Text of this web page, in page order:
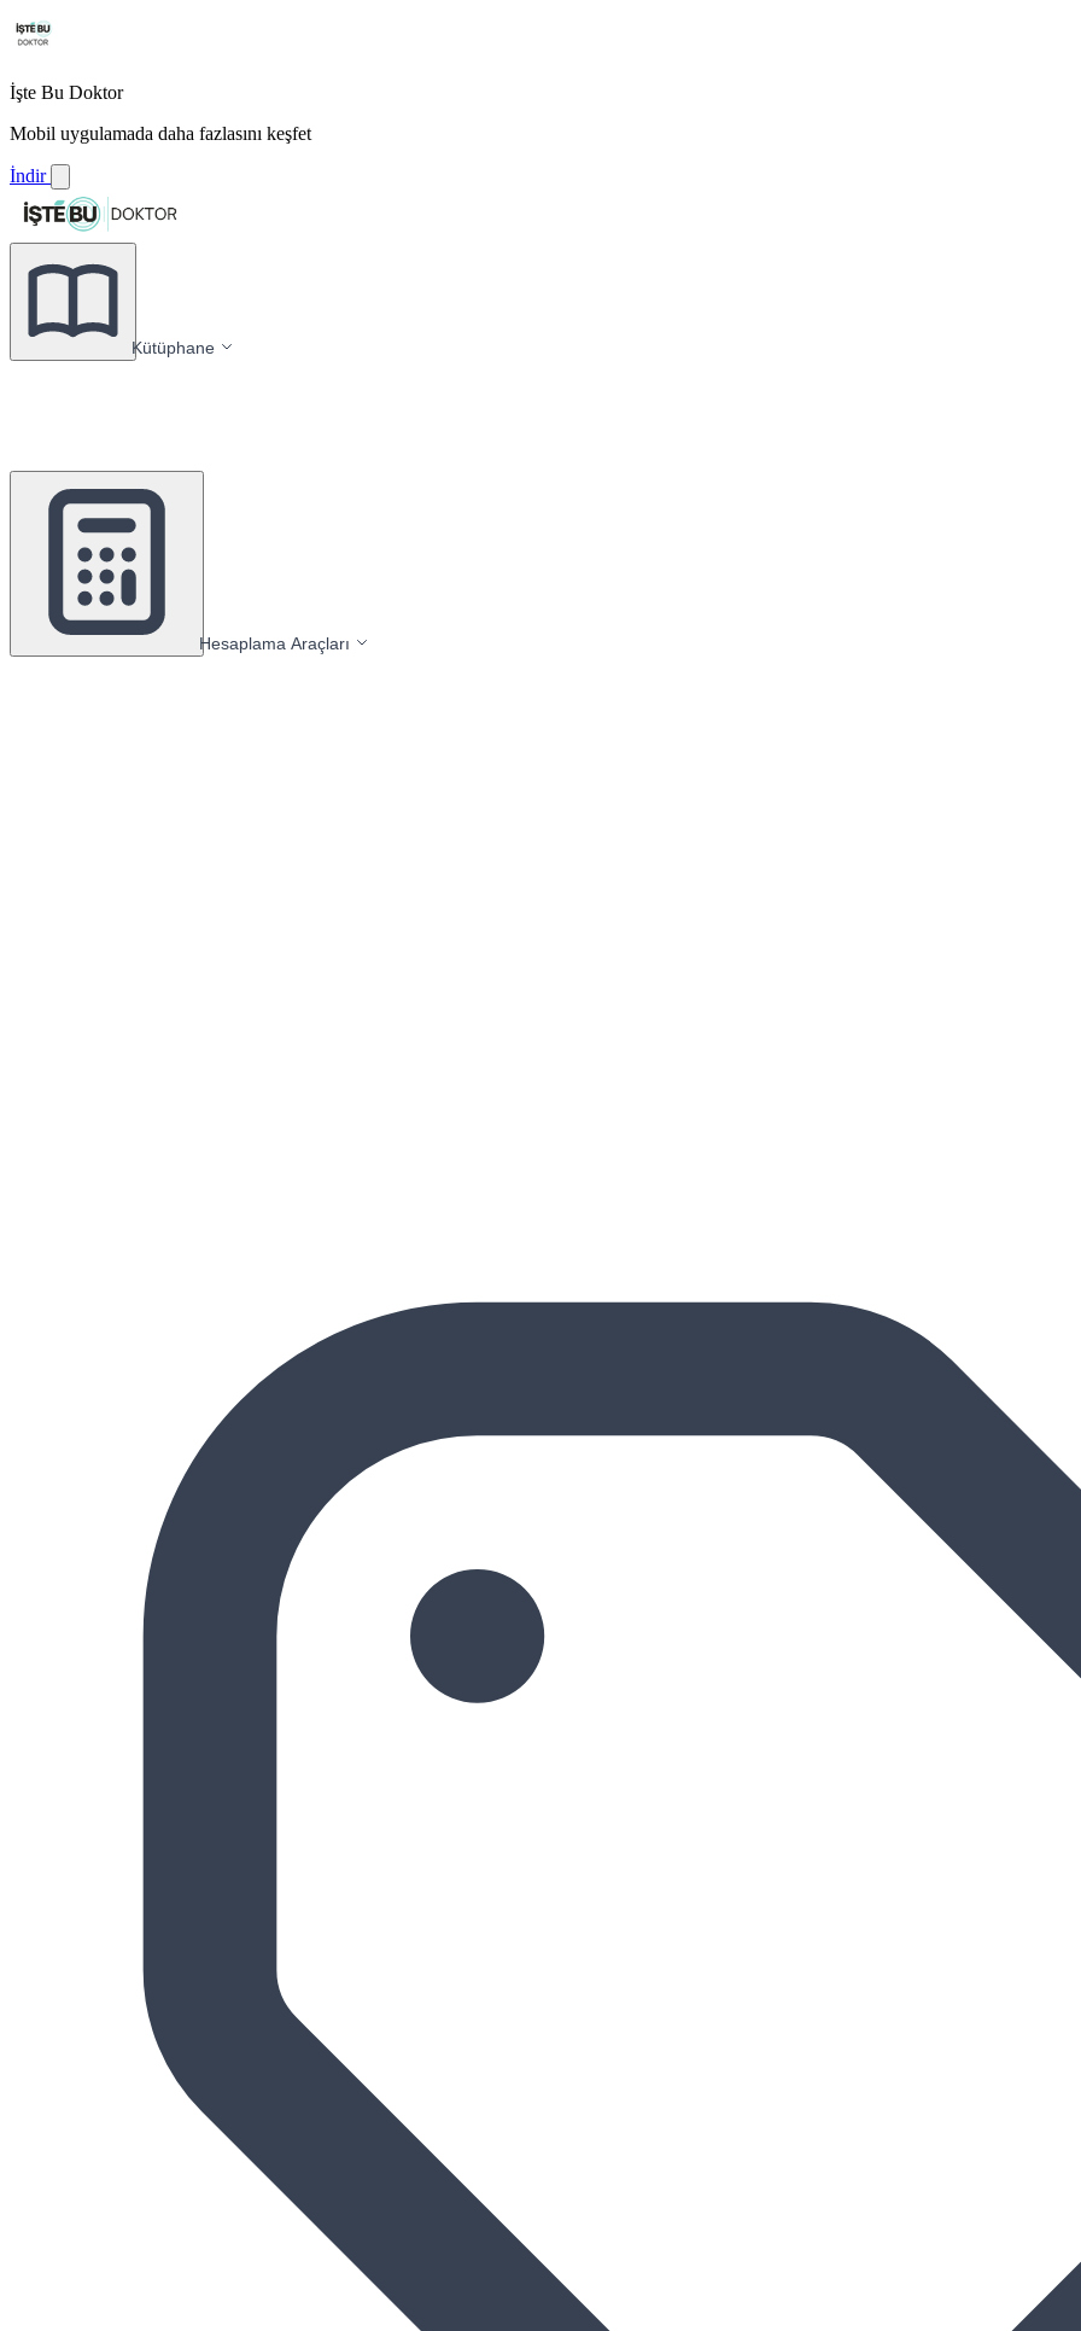
İşte Bu Doktor
Mobil uygulamada daha fazlasını keşfet
İndir
Kütüphane
Hesaplama Araçları